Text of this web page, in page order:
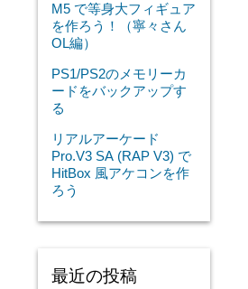
M5 で等身大フィギュア
を作ろう！（寧々さん
OL編）
PS1/PS2のメモリーカ
ードをバックアップす
る
リアルアーケード
Pro.V3 SA (RAP V3) で
HitBox 風アケコンを作
ろう
最近の投稿